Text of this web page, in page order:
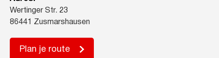
Wertinger Str. 23
86441 Zusmarshausen
Plan je route